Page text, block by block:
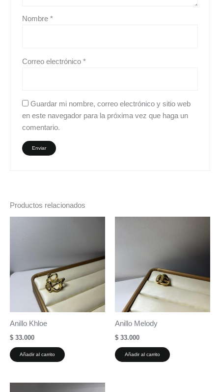
Nombre*
Correo electrónico*
Guardar mi nombre, correo electrónico y sitio web
en este navegador para la próxima vez que haga un
comentario.
Productos relacionados
Anillo Khloe
$ 33.000
Añadir al carrito
Anillo Melody
$ 33.000
Añadir al carrito